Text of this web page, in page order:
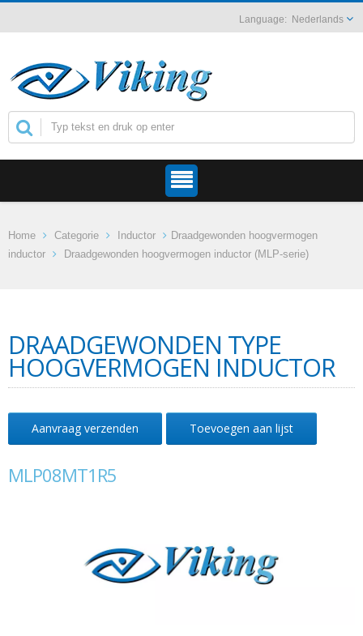
Nederlands
Home Categorie Inductor
Draadgewonden hoogvermogen
inductor
Draadgewonden hoogvermogen inductor (MLP-serie)
DRAADGEWONDEN TYPE
HOOGVERMOGEN INDUCTOR
Aanvraag verzenden Toevoegen aan lijst
MLP08MT1R5